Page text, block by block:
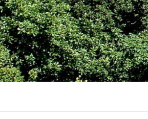
S'évader en famille